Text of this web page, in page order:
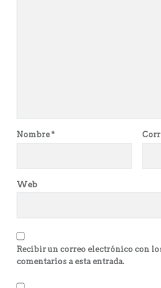
Nombre*
Web
Recibir un correo electrónico con
comentarios a esta entrada.